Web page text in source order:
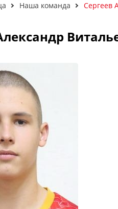
Наша команда Сергеев